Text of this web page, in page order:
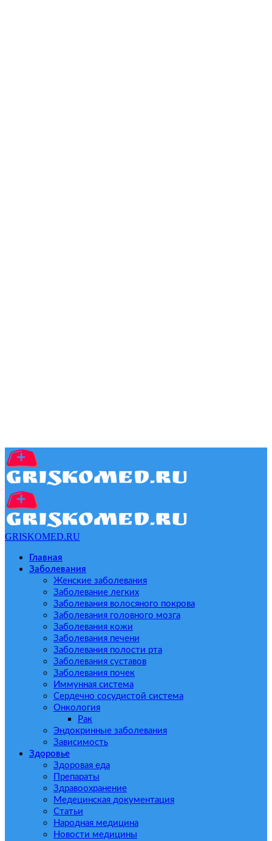
GRISKOMED.RU
Главная
Заболевания
Женские заболевания
Заболевание легких
Заболевания волосяного покрова
Заболевания головного мозга
Заболевания кожи
Заболевания печени
Заболевания полости рта
Заболевания суставов
Заболевания почек
Иммунная система
Сердечно сосудистой система
Онкология
Рак
Эндокринные заболевания
Зависимость
Здоровье
Здоровая еда
Препараты
Здравоохранение
Медецинская документация
Статьи
Народная медицина
Новости медицины